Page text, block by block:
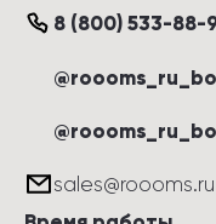
8 (800) 533-88-
sales@roooms.ru